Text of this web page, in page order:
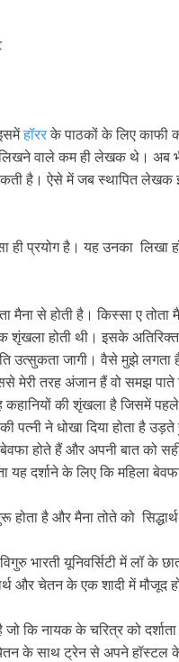
इसमेंहॉररके पाठकों के लिए काफी
वाले कम ही लेखक थे। अब
है। ऐसे में जब स्थापित
प्रयोग है। यह उनका लिखा
मैना से होती है। किस्सा ए
शृंखला होती थी। इसके
उत्सुकता जागी। वैसे मुझे
मेरी तरह अंजान हैं वो समझ
कहानियों की शृंखला है जिसमें
पत्नी ने धोखा दिया होता है
होते हैं और अपनी बात को
यह दर्शाने के लिए कि महिला
है और मैना तोते को
भारती यूनिवर्सिटी में लॉ के
और चेतन के एक शादी में मौजूद
जो कि नायक के चरित्र को
के साथ ट्रेन से अपने हॉस्टल